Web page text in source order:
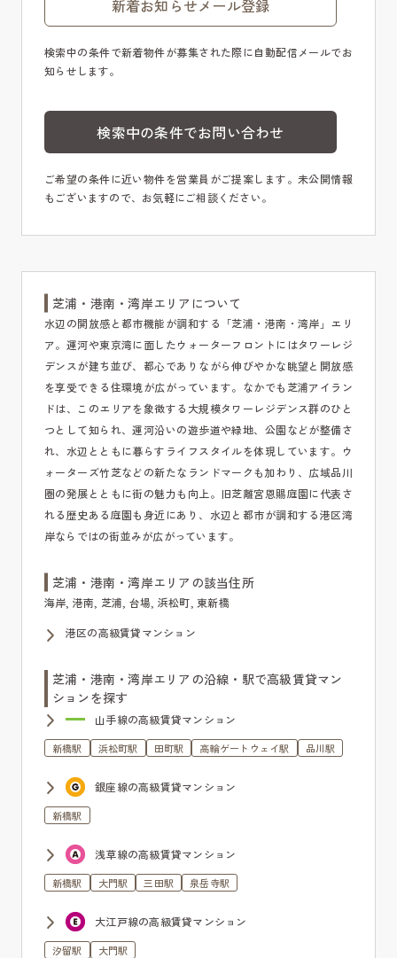
新着お知らせメール登録
検索中の条件で新着物件が募集された際に自動配信メールでお
知らせします。
検索中の条件でお問い合わせ
ご希望の条件に近い物件を営業員がご提案します。未公開情報
もございますので、お気軽にご相談ください。
芝浦・港南・湾岸エリアについて
水辺の開放感と都市機能が調和する「芝浦・港南・湾岸」エリ
ア。運河や東京湾に面したウォーターフロントにはタワーレジ
デンスが建ち並び、都心でありながら伸びやかな眺望と開放感
を享受できる住環境が広がっています。なかでも芝浦アイラン
ドは、このエリアを象徴する大規模タワーレジデンス群のひと
つとして知られ、運河沿いの遊歩道や緑地、公園などが整備さ
れ、水辺とともに暮らすライフスタイルを体現しています。ウ
ォーターズ竹芝などの新たなランドマークも加わり、広域品川
圏の発展とともに街の魅力も向上。旧芝離宮恩賜庭園に代表さ
れる歴史ある庭園も身近にあり、水辺と都市が調和する港区湾
岸ならではの街並みが広がっています。
芝浦・港南・湾岸エリアの該当住所
海岸, 港南, 芝浦, 台場, 浜松町, 東新橋
港区の高級賃貸マンション
芝浦・港南・湾岸エリアの沿線・駅で高級賃貸マン
ションを探す
山手線の高級賃貸マンション
新橋駅 浜松町駅 田町駅 高輪ゲートウェイ駅 品川駅
銀座線の高級賃貸マンション
新橋駅
浅草線の高級賃貸マンション
新橋駅 大門駅 三田駅 泉岳寺駅
大江戸線の高級賃貸マンション
汐留駅 大門駅